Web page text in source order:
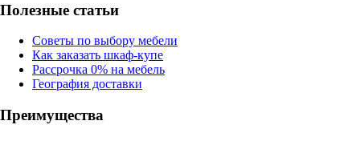
Полезные статьи
Советы по выбору мебели
Как заказать шкаф-купе
Рассрочка 0% на мебель
География доставки
Преимущества